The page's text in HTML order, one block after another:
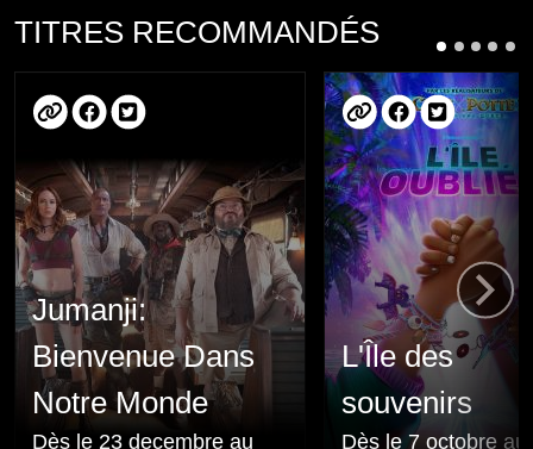
TITRES RECOMMANDÉS
Jumanji:
Bienvenue Dans
Notre Monde
Dès le 23 decembre au
L'Île des
souvenirs
Dès le 7 octobre au